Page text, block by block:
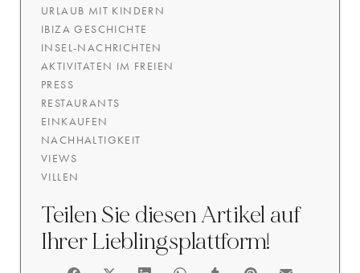
URLAUB MIT KINDERN
IBIZA GESCHICHTE
INSEL-NACHRICHTEN
AKTIVITATEN IM FREIEN
PRESS
RESTAURANTS
EINKAUFEN
NACHHALTIGKEIT
VIEWS
VILLEN
Teilen Sie diesen Artikel auf
Ihrer Lieblingsplattform!